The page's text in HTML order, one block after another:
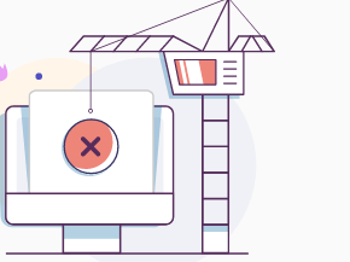
deux instituts de théologie…
constitue mon principal loisir. Et
et spirituelles diviennent pour moi
me procure beaucoup de joie,
Je m’intéresse aussi aux nouvelles
Pourquoi j'écris Depuis
faisais souvent pour moi-même pour
on peut, par l’écriture, se forcer à
l’écriture m’a paru essentielle